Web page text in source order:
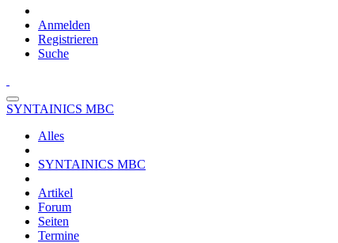
Anmelden
Registrieren
Suche
SYNTAINICS MBC
Alles
SYNTAINICS MBC
Artikel
Forum
Seiten
Termine